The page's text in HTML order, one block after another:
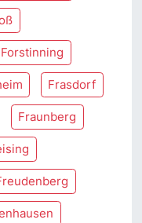
Forstinning
Frasdorf
Fraunberg